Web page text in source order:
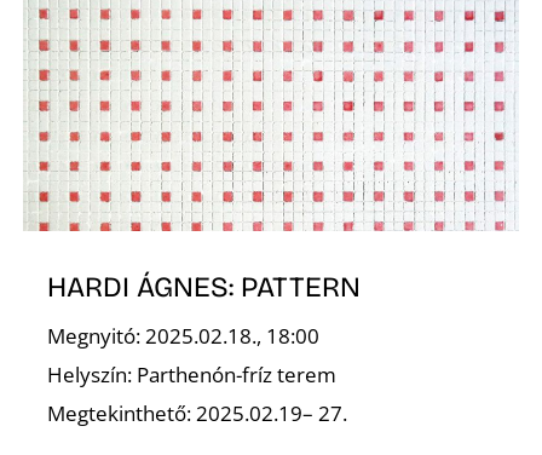
HARDI ÁGNES: PATTERN
Megnyitó: 2025.02.18., 18:00
Helyszín: Parthenón-fríz terem
Megtekinthető: 2025.02.19– 27.